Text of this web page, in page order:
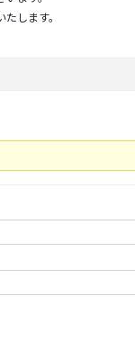
します。